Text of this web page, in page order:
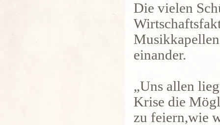
Die vielen
einander.
„Uns allen
Krise die
zu feiern,wie